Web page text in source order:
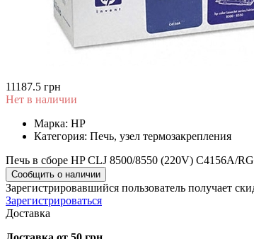
11187.5 грн
Нет в наличии
Марка: HP
Категория: Печь, узел термозакрепления
Печь в сборе HP CLJ 8500/8550 (220V) C4156A/
Сообщить о наличии
Зарегистрировавшийся пользователь получает
Зарегистрироваться
Доставка